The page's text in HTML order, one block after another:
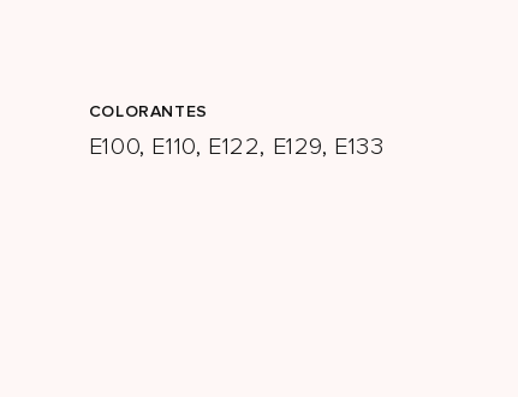
COLORANTES
E100, E110, E122, E129, E133